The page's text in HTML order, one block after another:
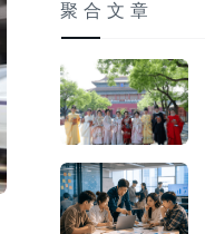
聚合文章